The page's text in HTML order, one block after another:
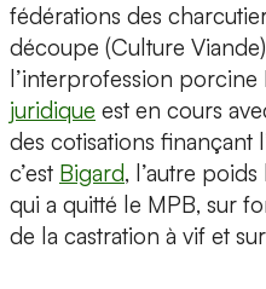
fédérations des
découpe (Culture
l’interprofession porcine
juridique est en cours
des cotisations finançant
c’est Bigard, l’autre
qui a quitté le MPB, sur
de la castration à vif et